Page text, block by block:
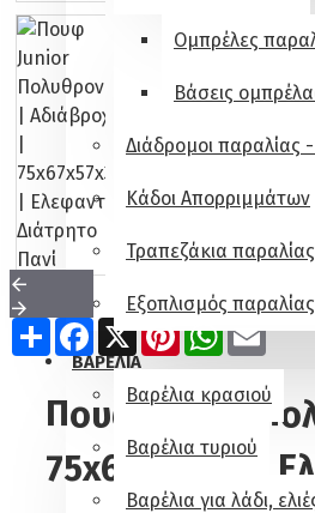
Ομπρέλες
Βάσεις
Διάδρομοι παραλίας
Κάδοι Απορριμμάτων
Τραπεζάκια παραλίας
Εξοπλισμός παραλίας
ΒΑΡΕΛΙΑ
Βαρέλια κρασιού
Βαρέλια τυριού
Βαρέλια για λάδι,
ShareFacebook
X PinterestWhatsApp
Email
Πουφ Junior
75x67x57x30 |